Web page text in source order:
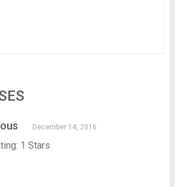
December 14, 2016
1 Stars